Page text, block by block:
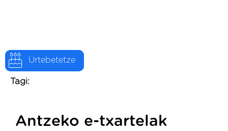
Urtebetetze
Tagi:
Antzeko e-txartelak